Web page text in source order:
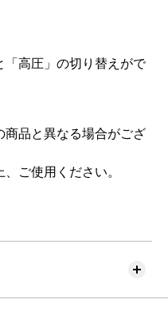
「高圧」の切り替えがで
品と異なる場合がござ
ご使用ください。